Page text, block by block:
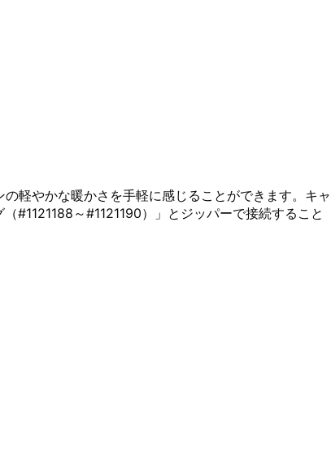
軽やかな暖かさを手軽に感じることができます。キャ
#1121188～#1121190）」とジッパーで接続すること